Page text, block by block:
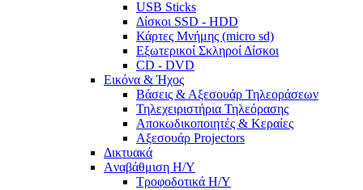
USB Sticks
Δίσκοι SSD - HDD
Κάρτες Μνήμης (micro sd)
Εξωτερικοί Σκληροί Δίσκοι
CD - DVD
Εικόνα & Ήχος
Βάσεις & Αξεσουάρ Τηλεοράσεων
Τηλεχειριστήρια Τηλεόρασης
Αποκωδικοποιητές & Κεραίες
Αξεσουάρ Projectors
Δικτυακά
Aναβάθμιση Η/Υ
Τροφοδοτικά Η/Υ